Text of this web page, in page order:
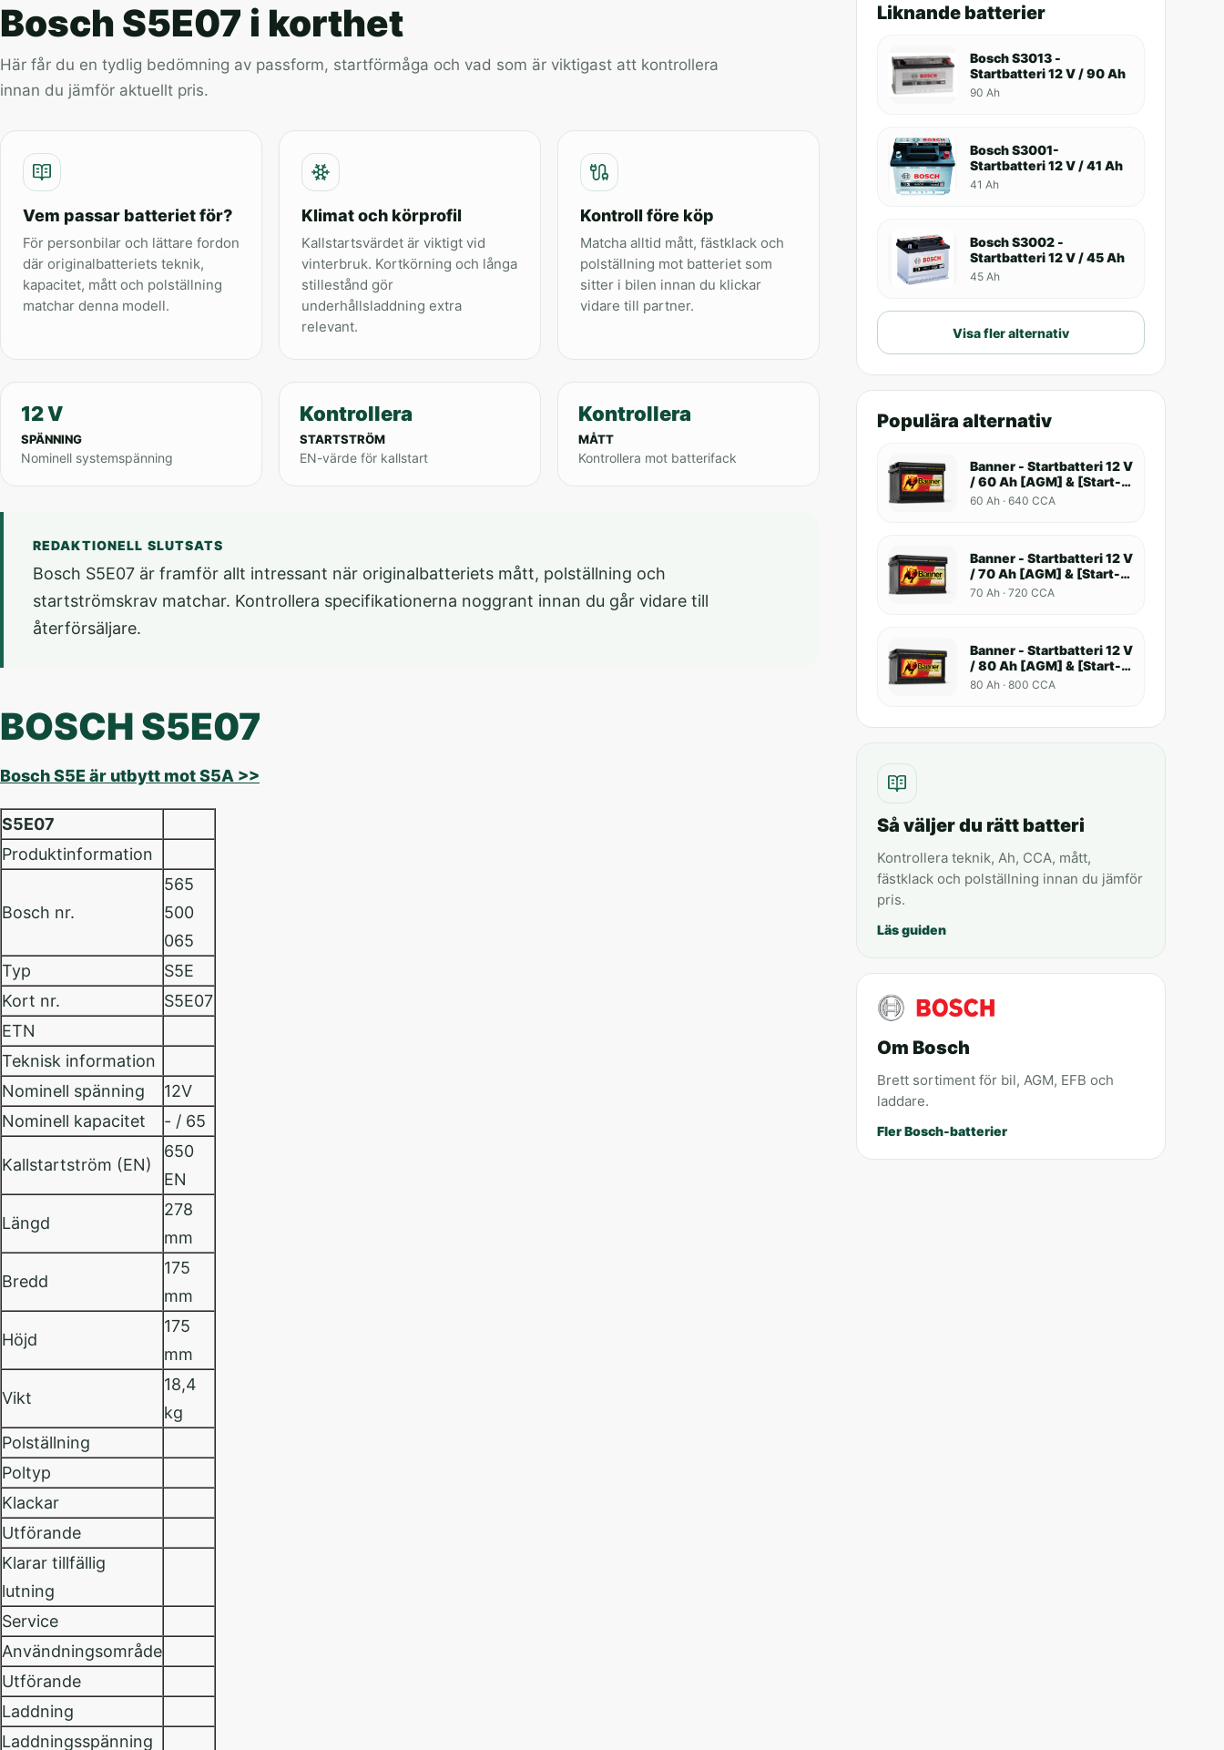
Bosch S5E07 i korthet
Här får du en tydlig bedömning av passform, startförmåga och vad som är viktigast att kontrollera
innan du jämför aktuellt pris.
Vem passar batteriet för?
För personbilar och lättare fordon
där originalbatteriets teknik,
kapacitet, mått och polställning
matchar denna modell.
Klimat och körprofil
Kallstartsvärdet är viktigt vid
vinterbruk. Kortkörning och långa
stillestånd gör
underhållsladdning extra
relevant.
Kontroll före köp
Matcha alltid mått, fästklack och
polställning mot batteriet som
sitter i bilen innan du klickar
vidare till partner.
12 V
SPÄNNING
Nominell systemspänning
Kontrollera
STARTSTRÖM
EN-värde för kallstart
Kontrollera
MÅTT
Kontrollera mot batterifack
REDAKTIONELL SLUTSATS
Bosch S5E07 är framför allt intressant när originalbatteriets mått, polställning och
startströmskrav matchar. Kontrollera specifikationerna noggrant innan du går vidare till
återförsäljare.
BOSCH S5E07
Bosch S5E är utbytt mot S5A >>
S5E07
Produktinformation
Bosch nr.
565
500
065
Typ
S5E
Kort nr.
S5E07
ETN
Teknisk information
Nominell spänning
12V
Nominell kapacitet
- / 65
Kallstartström (EN)
650
EN
Längd
278
mm
Bredd
175
mm
Höjd
175
mm
Vikt
18,4
kg
Polställning
Poltyp
Klackar
Utförande
Klarar tillfällig
lutning
Service
Användningsområde
Utförande
Laddning
Laddningsspänning
Liknande batterier
Bosch S3013 -
Startbatteri 12 V / 90 Ah
90 Ah
Bosch S3001-
Startbatteri 12 V / 41 Ah
41 Ah
Bosch S3002 -
Startbatteri 12 V / 45 Ah
45 Ah
Visa fler alternativ
Populära alternativ
Banner - Startbatteri 12 V
/ 60 Ah [AGM] & [Start-
Stop]
60 Ah · 640 CCA
Banner - Startbatteri 12 V
/ 70 Ah [AGM] & [Start-
Stop]
70 Ah · 720 CCA
Banner - Startbatteri 12 V
/ 80 Ah [AGM] & [Start-
Stop]
80 Ah · 800 CCA
Så väljer du rätt batteri
Kontrollera teknik, Ah, CCA, mått,
fästklack och polställning innan du jämför
pris.
Läs guiden
Om Bosch
Brett sortiment för bil, AGM, EFB och
laddare.
Fler Bosch-batterier